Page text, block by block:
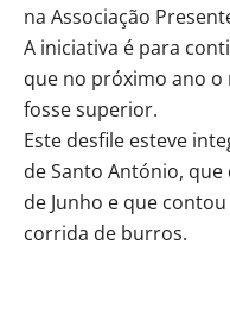
na Associação
A iniciativa é para
que no próximo ano
fosse superior.
Este desfile esteve
de Santo António,
de Junho e que
corrida de burros.